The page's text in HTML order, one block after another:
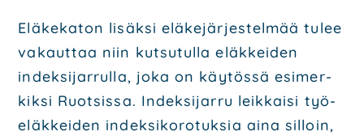
Elä­ke­ka­ton lisäk­si elä­ke­jär­jes­tel­mää tulee
vakaut­taa niin kut­su­tul­la eläk­kei­den
indek­si­jar­rul­la, joka on käy­tös­sä esi­mer­
kik­si Ruot­sis­sa. Indek­si­jar­ru leik­kai­si työ­
eläk­kei­den indek­si­ko­ro­tuk­sia aina sil­loin,